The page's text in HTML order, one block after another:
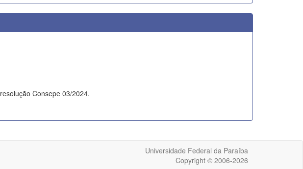
Consepe 03/2024.
Universidade Federal da Paraíba
Copyright © 2006-2026